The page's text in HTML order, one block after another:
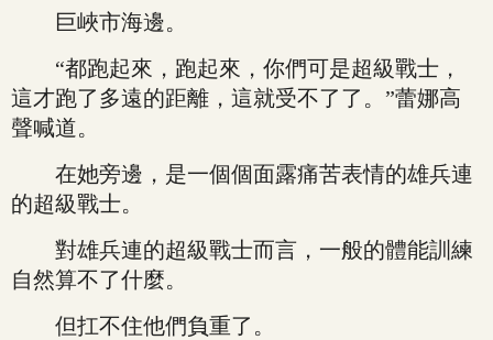
巨峽市海邊。
“都跑起來，跑起來，你們可是超級戰士，
這才跑了多遠的距離，這就受不了了。”蕾娜高
聲喊道。
在她旁邊，是一個個面露痛苦表情的雄兵連
的超級戰士。
對雄兵連的超級戰士而言，一般的體能訓練
自然算不了什麼。
但扛不住他們負重了。